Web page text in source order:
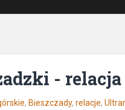
-
, Bieszczady,relacje,